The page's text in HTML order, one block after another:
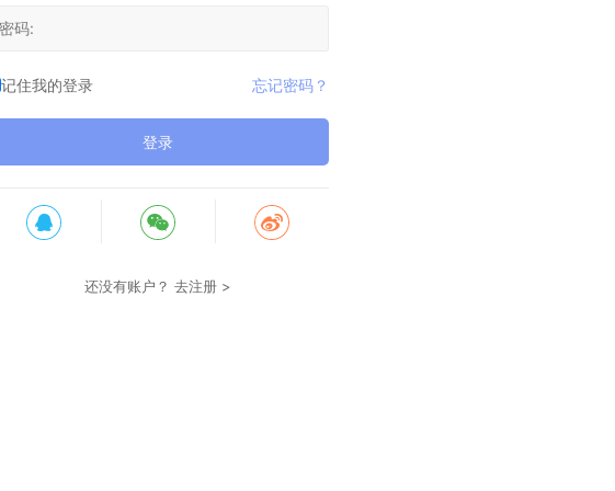
记住我的登录 忘记密码？
登录
还没有账户？去注册 >